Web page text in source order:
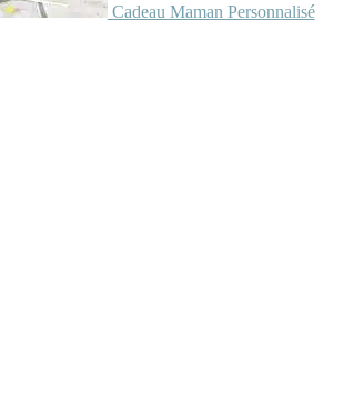
Cadeau Maman Personnalisé